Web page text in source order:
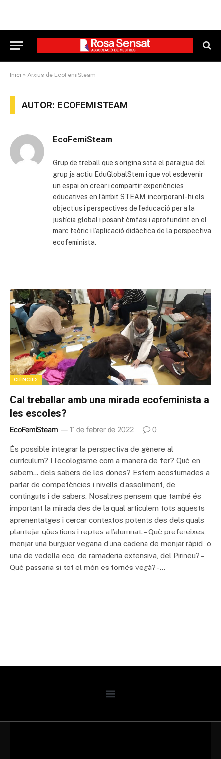
Inici » Arxius de EcoFemiSteam
AUTOR: ECOFEMISTEAM
EcoFemiSteam
Grup de treball que s’origina sota el paraigua del
grup ja actiu EduGlobalStem i que vol esdevenir
un espai on crear i compartir experiències
educatives en l’àmbit STEAM, incorporant-hi els
objectius i perspectives de l’educació per a la
justícia global i posant èmfasi i aprofundint en el
marc teòric i l’aplicació didàctica de la perspectiva
ecofeminista.
CIÈNCIES
Cal treballar amb una mirada ecofeminista a
les escoles?
EcoFemiSteam 11 de febrer de 2022 0
És possible integrar la perspectiva de gènere al
currículum? I l’ecologisme com a manera de fer? Què en
sabem… dels sabers de les dones? Estem acostumades a
parlar de competències i nivells d’assoliment, de
continguts i de sabers. Nosaltres pensem que també és
important la mirada des de la qual articulem tots aquests
aprenentatges i cercar contextos potents des dels quals
plantejar qüestions i reptes a l’alumnat. – Què prefereixes,
menjar una burguer vegana d’una cadena de menjar ràpid o
una de vedella eco, de ramaderia extensiva, del Pirineu? –
Què passaria si tot el món es tornés vegà? -…